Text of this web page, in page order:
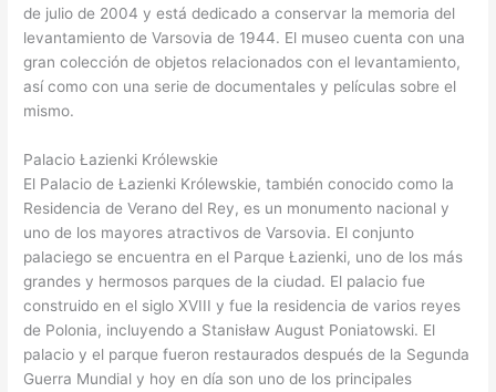
de julio de 2004 y está dedicado a conservar la memoria del
levantamiento de Varsovia de 1944. El museo cuenta con una
gran colección de objetos relacionados con el levantamiento,
así como con una serie de documentales y películas sobre el
mismo.
Palacio Łazienki Królewskie
El Palacio de Łazienki Królewskie, también conocido como la
Residencia de Verano del Rey, es un monumento nacional y
uno de los mayores atractivos de Varsovia. El conjunto
palaciego se encuentra en el Parque Łazienki, uno de los más
grandes y hermosos parques de la ciudad. El palacio fue
construido en el siglo XVIII y fue la residencia de varios reyes
de Polonia, incluyendo a Stanisław August Poniatowski. El
palacio y el parque fueron restaurados después de la Segunda
Guerra Mundial y hoy en día son uno de los principales